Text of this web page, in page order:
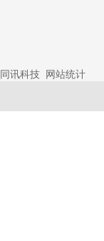
同讯科技
网站统计